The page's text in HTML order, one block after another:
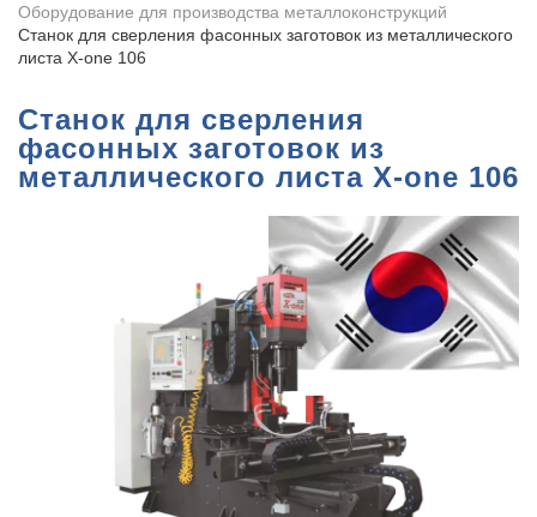
Оборудование для производства металлоконструкций
Станок для сверления фасонных заготовок из металлического
листа X-one 106
Станок для сверления
фасонных заготовок из
металлического листа X-one 106